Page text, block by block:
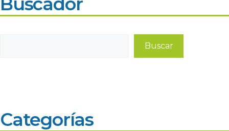
Buscar
Categorías